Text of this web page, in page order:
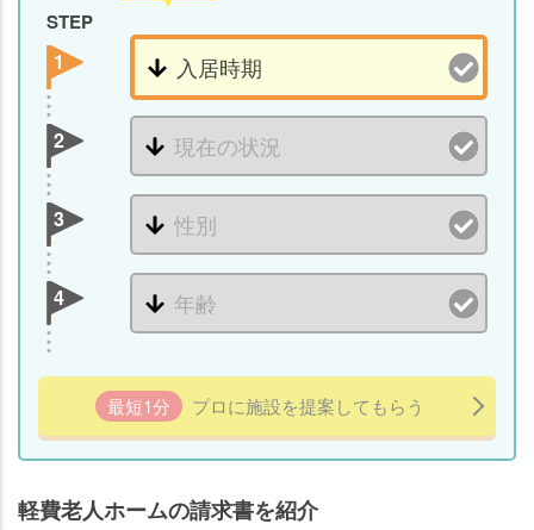
STEP
1
2
3
4
最短1分 プロに施設を提案してもらう
軽費老人ホームの請求書を紹介